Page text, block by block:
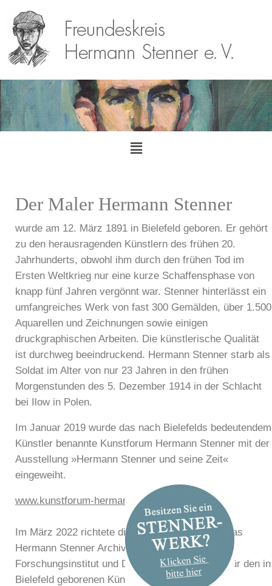
Der Maler Hermann Stenner
wurde am 12. März 1891 in Bielefeld geboren. Er gehört
zu den herausragenden Künstlern des frühen 20.
Jahrhunderts, obwohl ihm durch den frühen Tod im
Ersten Weltkrieg nur eine kurze Schaffensphase von
knapp fünf Jahren vergönnt war. Stenner hinterlässt ein
umfangreiches Werk von fast 300 Gemälden, über 1.500
Aquarellen und Zeichnungen sowie einigen
druckgraphischen Arbeiten. Die künstlerische Qualität
ist durchweg beeindruckend. Hermann Stenner starb als
Soldat im Alter von nur 23 Jahren in den frühen
Morgenstunden des 5. Dezember 1914 in der Schlacht
bei Ilow in Polen.
Im Januar 2019 wurde das nach Bielefelds bedeutendem
Künstler benannte Kunstforum Hermann Stenner mit der
Ausstellung »Hermann Stenner und seine Zeit«
eingeweiht.
www.kunstforum-hermann-stenner.de
Im März 2022 richtete die Kunsthalle Bielefeld das
Hermann Stenner Archiv ein, das sich als
Forschungsinstitut und Dokumentensammlung für den in
Bielefeld geborenen Künstler versteht.